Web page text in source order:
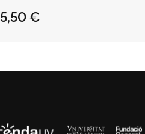
BLANA ELÀSTIC
5,50 €